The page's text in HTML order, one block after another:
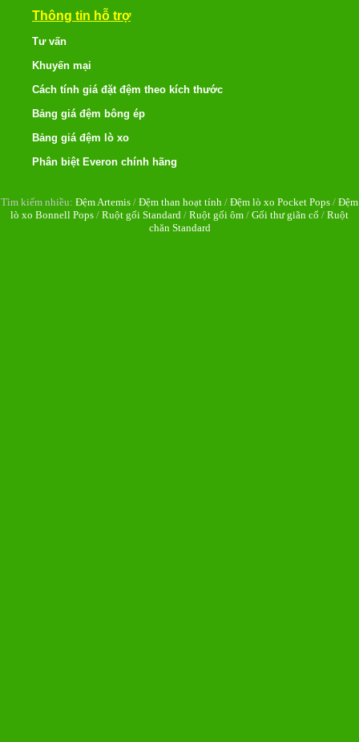
Thông tin hỗ trợ
Tư vấn
Khuyến mại
Cách tính giá đặt đệm theo kích thước
Bảng giá đệm bông ép
Bảng giá đệm lò xo
Phân biệt Everon chính hãng
Tìm kiếm nhiều: Đệm Artemis / Đệm than hoạt tính / Đệm lò xo Pocket Pops / Đệm
lò xo Bonnell Pops / Ruột gối Standard / Ruột gối ôm / Gối thư giãn cổ / Ruột
chăn Standard